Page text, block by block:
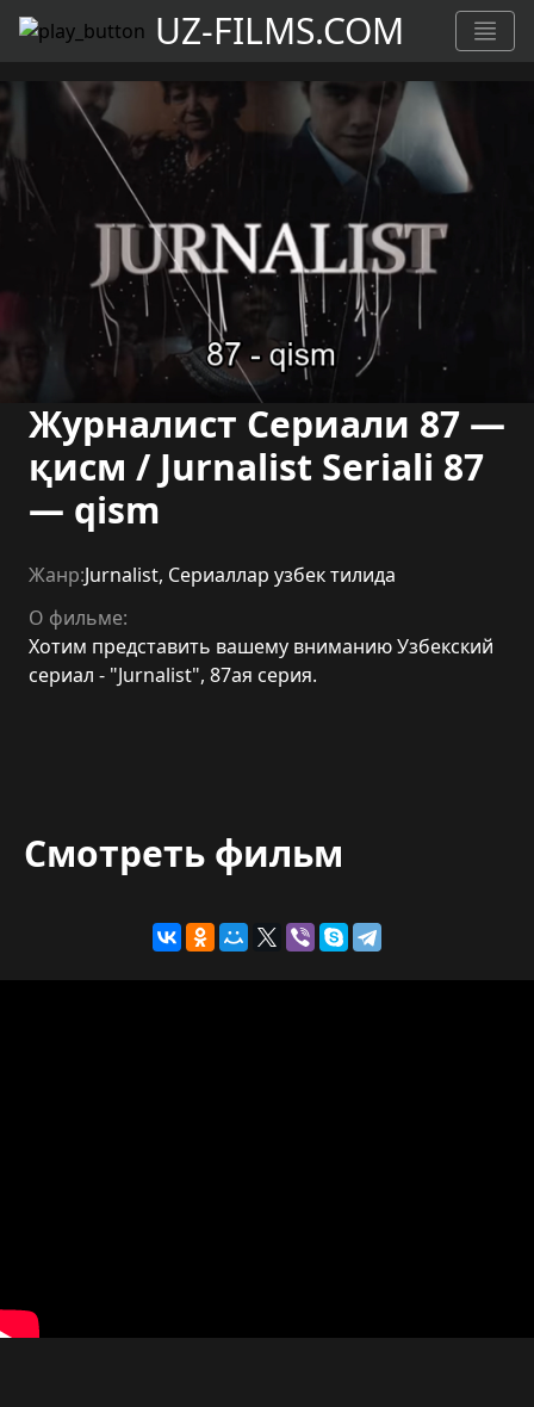
UZ-FILMS.COM
Журналист Сериали 87 —
қисм / Jurnalist Seriali 87
— qism
Жанр:Jurnalist, Сериаллар узбек тилида
О фильме:
Хотим представить вашему вниманию Узбекский
сериал - "Jurnalist", 87ая серия.
Смотреть фильм